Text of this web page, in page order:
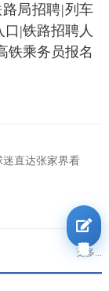
局招聘|列车
|铁路招聘人
铁乘务员报名
直达张家界看
更多...
我要报名